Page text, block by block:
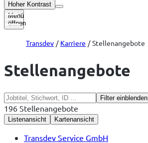
Hoher Kontrast
Menü
öffnen
Transdev Karriere Stellenangebote
Stellenangebote
Filter einblenden
196 Stellenangebote
Listenansicht Kartenansicht
Transdev Service GmbH